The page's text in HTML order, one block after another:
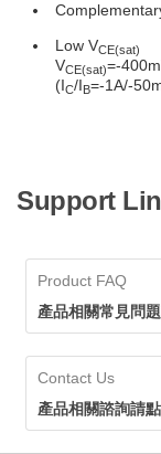
Low VCE(sat)
VCE(sat)=-
(IC/IB=-1A/-
Support
Product FAQ
產品相關常見問
Contact Us
產品相關諮詢請